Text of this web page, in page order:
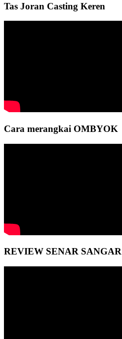
Tas Joran Casting Keren
Cara merangkai OMBYOK
REVIEW SENAR SANGAR